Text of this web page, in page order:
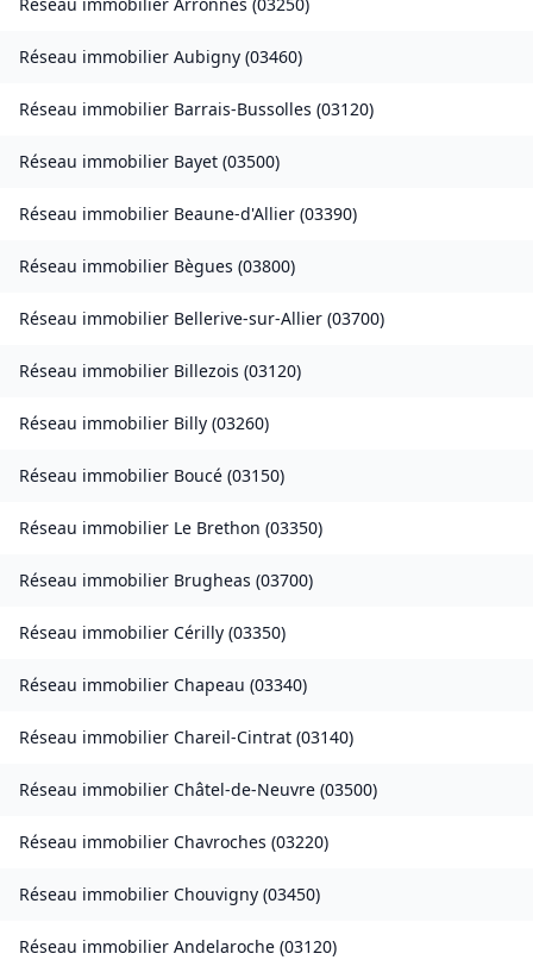
Réseau immobilier Arronnes (03250)
Réseau immobilier Aubigny (03460)
Réseau immobilier Barrais-Bussolles (03120)
Réseau immobilier Bayet (03500)
Réseau immobilier Beaune-d'Allier (03390)
Réseau immobilier Bègues (03800)
Réseau immobilier Bellerive-sur-Allier (03700)
Réseau immobilier Billezois (03120)
Réseau immobilier Billy (03260)
Réseau immobilier Boucé (03150)
Réseau immobilier Le Brethon (03350)
Réseau immobilier Brugheas (03700)
Réseau immobilier Cérilly (03350)
Réseau immobilier Chapeau (03340)
Réseau immobilier Chareil-Cintrat (03140)
Réseau immobilier Châtel-de-Neuvre (03500)
Réseau immobilier Chavroches (03220)
Réseau immobilier Chouvigny (03450)
Réseau immobilier Andelaroche (03120)